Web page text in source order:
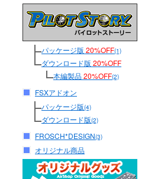
パッケージ版 20%OFF(1)
ダウンロード版 20%OFF
本編製品20%OFF(2)
FSXアドオン
パッケージ版(4)
ダウンロード版(2)
FROSCH*DESIGN(3)
オリジナル商品